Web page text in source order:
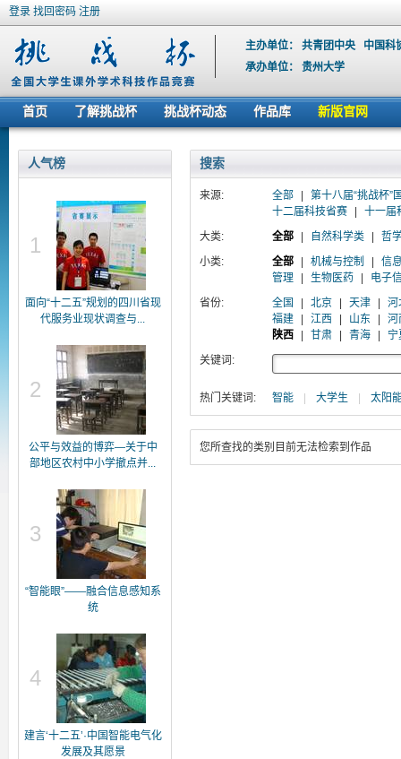
登录 找回密码 注册
主办单位：共青团中央
中国科
承办单位：贵州大学
首页 了解挑战杯 挑战杯动态 作品库 新版官网
人气榜
1
面向“十二五”规划的四川省现
代服务业现状调查与...
2
公平与效益的博弈—关于中
部地区农村中小学撤点并...
3
“智能眼”——融合信息感知系
统
4
建言‘十二五’·中国智能电气化
发展及其愿景
搜索
来源: 全部
第十八届“挑战杯”
十二届科技省赛
十一届
大类:
全部 自然科学类
哲
小类:
全部 机械与控制
信
管理
生物医药
电子
省份:
全国 北京 天津
河
福建
江西 山东
河
陕西
甘肃 青海
宁
关键词:
热门关键词: 智能 大学生 太阳
您所查找的类别目前无法检索到作品